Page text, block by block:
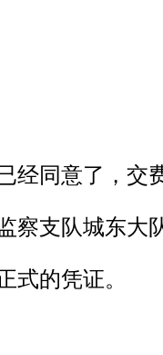
同意了，交
支队城东大
的凭证。